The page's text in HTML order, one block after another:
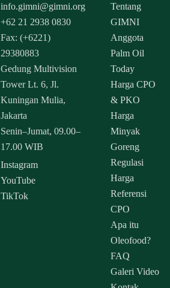
info.gimni@gimni.org
+62 21 2938 0830
Fax: (+6221)
29380883
Gedung Multivision
Tower Lt. 6, Jl.
Kuningan Mulia,
Jakarta
Senin–Jumat, 09.00–
17.00 WIB
Instagram
YouTube
TikTok
Tentang
GIMNI
Anggota
Palm Oil
Today
Harga CPO
& PKO
Harga
Minyak
Goreng
Regulasi
Harga
Referensi
CPO
Apa itu
Oleofood?
FAQ
Galeri Video